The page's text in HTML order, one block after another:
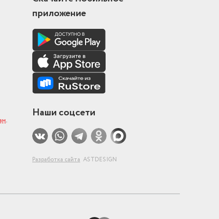
.
приложение
Наши соцсети
Разработка сайта ASTDESIGN